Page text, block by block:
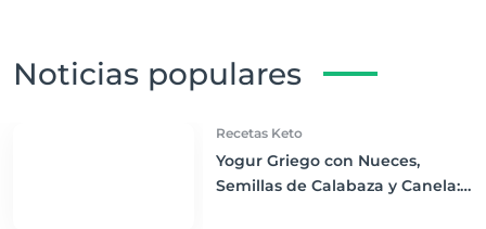
Noticias populares
Recetas Keto
Yogur Griego con Nueces,
Semillas de Calabaza y Canela: